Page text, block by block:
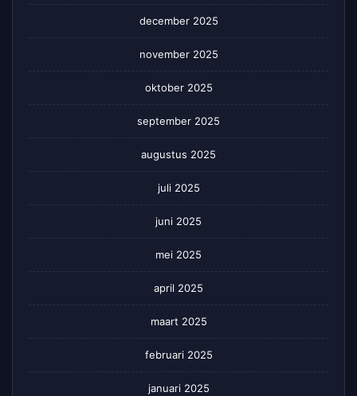
december 2025
november 2025
oktober 2025
september 2025
augustus 2025
juli 2025
juni 2025
mei 2025
april 2025
maart 2025
februari 2025
januari 2025